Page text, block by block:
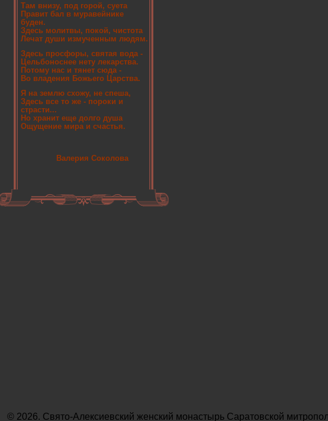
Там внизу, под горой, суета
Правит бал в муравейнике
буден.
Здесь молитвы, покой, чистота
Лечат души измученным людям.
Здесь просфоры, святая вода -
Цельбоноснее нету лекарства.
Потому нас и тянет сюда -
Во владения Божьего Царства.
Я на землю схожу, не спеша,
Здесь все то же - пороки и
страсти...
Но хранит еще долго душа
Ощущение мира и счастья.
Валерия Соколова
© 2026. Свято-Алексиевский женский монастырь Саратовской